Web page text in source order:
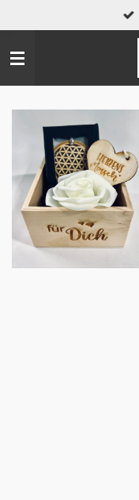
Hauptinhalt
springen